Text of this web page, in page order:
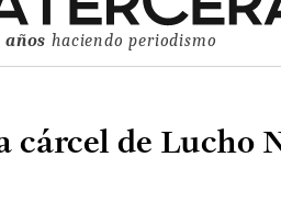
años haciendo periodismo
de Lucho